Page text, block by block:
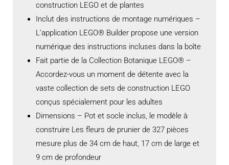
construction LEGO et de plantes
Inclut des instructions de montage numériques –
L’application LEGO® Builder propose une version
numérique des instructions incluses dans la boîte
Fait partie de la Collection Botanique LEGO® –
Accordez-vous un moment de détente avec la
vaste collection de sets de construction LEGO
conçus spécialement pour les adultes
Dimensions – Pot et socle inclus, le modèle à
construire Les fleurs de prunier de 327 pièces
mesure plus de 34 cm de haut, 17 cm de large et
9 cm de profondeur